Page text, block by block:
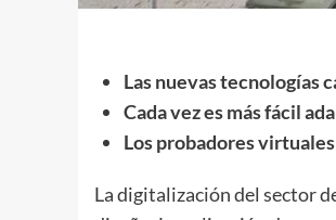
Las nuevas tecnologías
Cada vez es más fácil
Los probadores
La digitalización del sector